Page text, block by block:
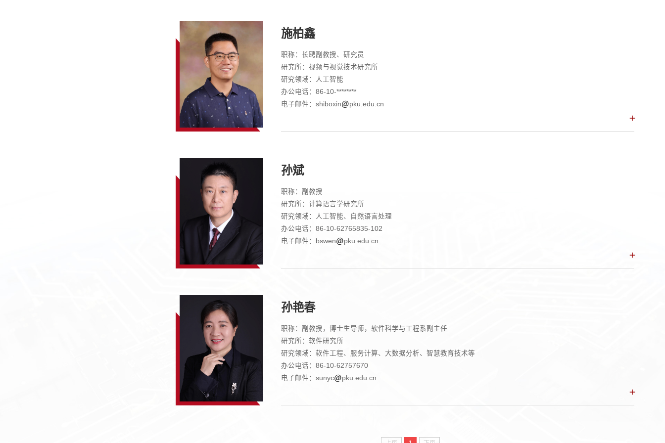
施柏鑫
职称：长聘副教授、研究员
研究所：视频与视觉技术研究所
研究领域：人工智能
办公电话：86-10-********
电子邮件：shiboxin
pku.edu.cn
孙斌
职称：副教授
研究所：计算语言学研究所
研究领域：人工智能、自然语言处理
办公电话：86-10-62765835-102
电子邮件：bswen
pku.edu.cn
孙艳春
职称：副教授，博士生导师，软件科学与工程系副主任
研究所：软件研究所
研究领域：软件工程、服务计算、大数据分析、智慧教育技术等
办公电话：86-10-62757670
电子邮件：sunyc
pku.edu.cn